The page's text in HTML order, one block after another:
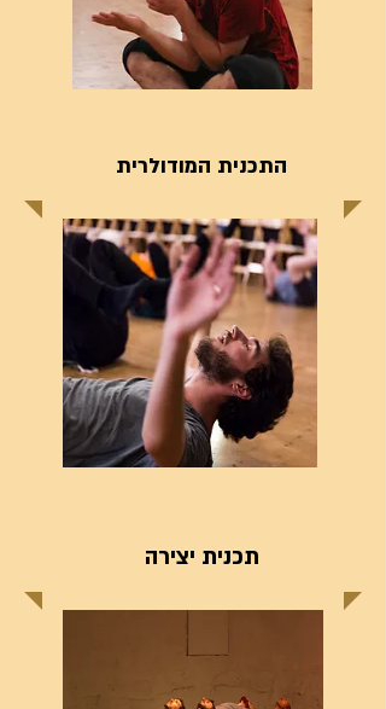
התכנית המודולרית
תכנית יצירה